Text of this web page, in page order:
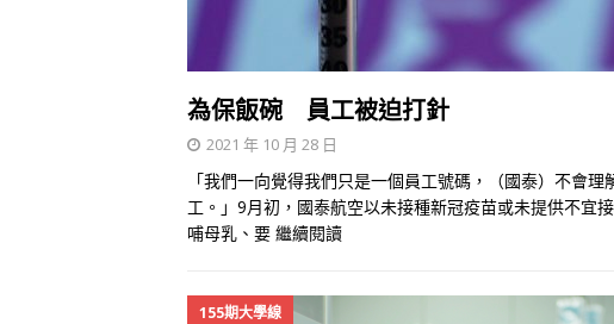
為保飯碗 員工被迫打針
2021 年 10 月 28 日
「我們一向覺得我們只是一個員工號碼，（國泰）不會
工。」9月初，國泰航空以未接種新冠疫苗或未提供不宜
哺母乳、要 繼續閱讀
155期大學線